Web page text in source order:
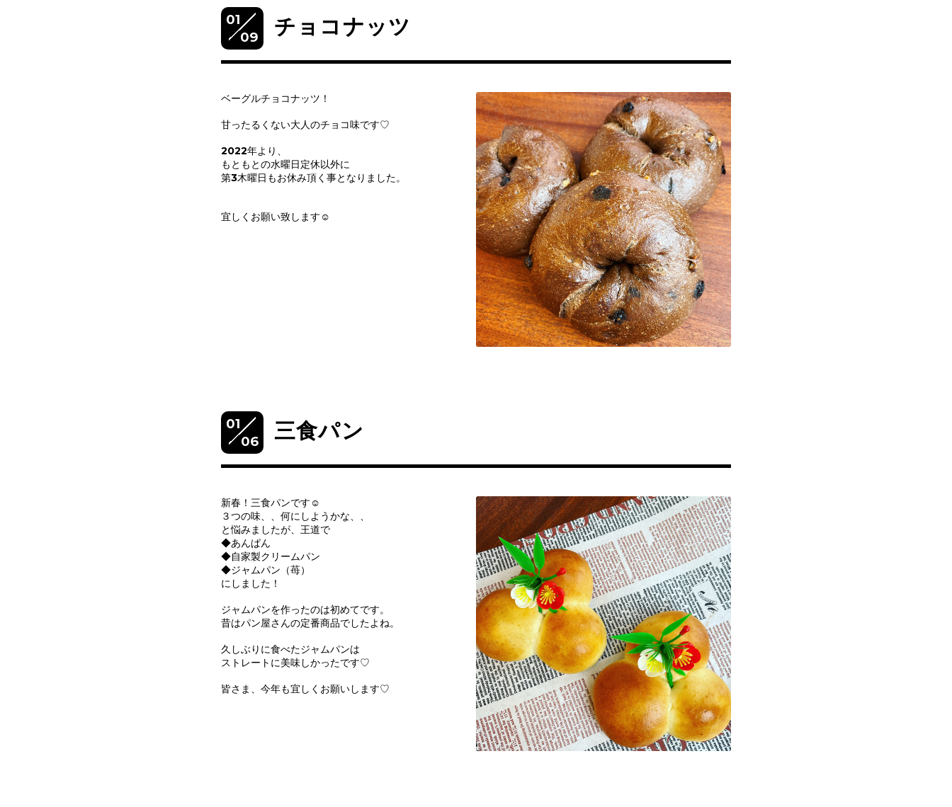
01
09
チョコナッツ
ベーグルチョコナッツ！
甘ったるくない大人のチョコ味です♡
2022年より、
もともとの水曜日定休以外に
第3木曜日もお休み頂く事となりました。
宜しくお願い致します‪‪☺︎‬
01
06
三食パン
新春！三食パンです☺︎
３つの味、、何にしようかな、、
と悩みましたが、王道で
◆あんぱん
◆自家製クリームパン
◆ジャムパン（苺）
にしました！
ジャムパンを作ったのは初めてです。
昔はパン屋さんの定番商品でしたよね。
久しぶりに食べたジャムパンは
ストレートに美味しかったです♡
皆さま、今年も宜しくお願いします♡